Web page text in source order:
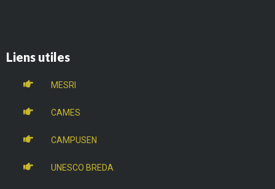
Liens utiles
MESRI
CAMES
CAMPUSEN
UNESCO BREDA